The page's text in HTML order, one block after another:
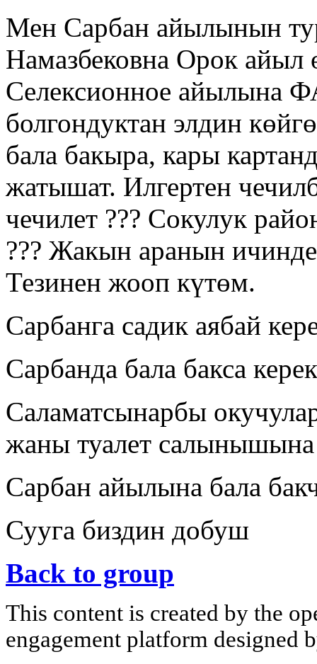
Мен Сарбан айылынын
Намазбековна Орок
Селексионное айылына
болгондуктан элдин
бала бакыра, кары
жатышат. Илгертен
чечилет ??? Сокулук
??? Жакын аранын
Тезинен жооп күтөм.
Сарбанга садик аябай
Сарбанда бала бакса керек
Саламатсынарбы
жаны туалет салынышына
Сарбан айылына бала
Сууга биздин добуш
Back to group
This content is created by the
engagement platform designed